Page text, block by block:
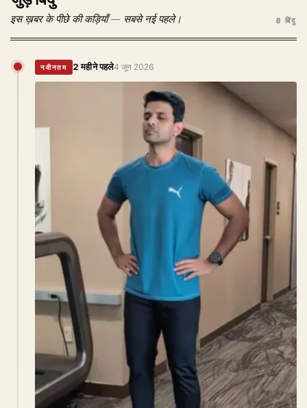
इस ख़बर के पीछे की कड़ियाँ — सबसे नई पहले। 8 बिंदु
नवीनतम 2 महीने पहले4 जून 2026